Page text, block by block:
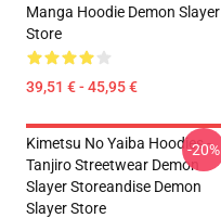
Manga Hoodie Demon Slayer
Store
39,51 € - 45,95 €
Kimetsu No Yaiba Hoodies -
Tanjiro Streetwear Demon
Slayer Storeandise Demon
Slayer Store
-20%